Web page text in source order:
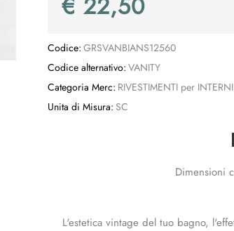
Codice: GRSVANBIANS12560
Codice alternativo: VANITY
Categoria Merc: RIVESTIMENTI per INTERNI
Unita di Misura: SC
Dimensioni
L'estetica vintage del tuo bagno,